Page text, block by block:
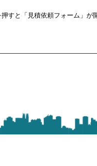
すと「見積依頼フォーム」が